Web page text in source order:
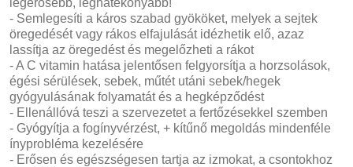
legerősebb, leghatékonyabb!
- Semlegesíti a káros szabad gyököket, melyek a sejtek
öregedését vagy rákos elfajulását idézhetik elő, azaz
lassítja az öregedést és megelőzheti a rákot
- A C vitamin hatása jelentősen felgyorsítja a horzsolások,
égési sérülések, sebek, műtét utáni sebek/hegek
gyógyulásának folyamatát és a hegképződést
- Ellenállóvá teszi a szervezetet a fertőzésekkel szemben
- Gyógyítja a fogínyvérzést, + kítűnő megoldás mindenféle
ínyprobléma kezelésére
- Erősen és egészségesen tartja az izmokat, a csontokhoz